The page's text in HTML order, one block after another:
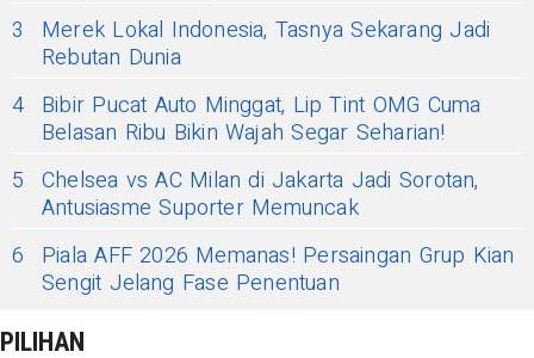
3
Merek Lokal Indonesia, Tasnya Sekarang Jadi
Rebutan Dunia
4 Bibir Pucat Auto Minggat, Lip Tint OMG Cuma
Belasan Ribu Bikin Wajah Segar Seharian!
5 Chelsea vs AC Milan di Jakarta Jadi Sorotan,
Antusiasme Suporter Memuncak
6
Piala AFF 2026 Memanas! Persaingan Grup Kian
Sengit Jelang Fase Penentuan
PILIHAN